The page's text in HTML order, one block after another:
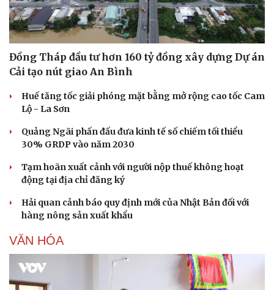
Sân khấu - Điện ảnh
Âm nhạc
Di sản
Sao Việt
Đồng Tháp đầu tư hơn 160 tỷ đồng xây dựng Dự án
Cải tạo nút giao An Bình
Huế tăng tốc giải phóng mặt bằng mở rộng cao tốc Cam
Lộ - La Sơn
Quảng Ngãi phấn đấu đưa kinh tế số chiếm tối thiểu
30% GRDP vào năm 2030
Tạm hoãn xuất cảnh với người nộp thuế không hoạt
động tại địa chỉ đăng ký
Hải quan cảnh báo quy định mới của Nhật Bản đối với
hàng nông sản xuất khẩu
VĂN HÓA